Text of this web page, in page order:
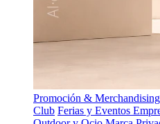
Promoción & Merchandising
Club Ferias y Eventos